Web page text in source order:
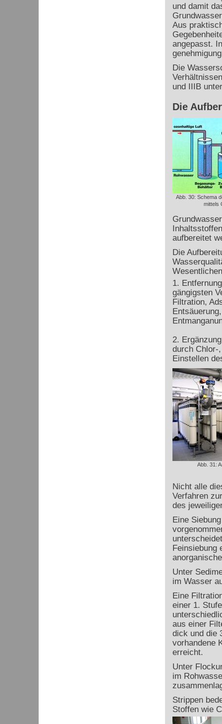
und damit
Aus
angepasst.
Die
und IIIB
Die
Abb. 30: Schema
mittels
aufbereitet
Die
1.
gängigsten
Filtration,
2.
durch Chlor-
Einstellen
Abb. 31:
Nicht alle
Verfahren
des
Eine
Feinsiebung
Unter
im Wasser
Eine
einer 1.
aus einer
dick und die
vorhandene
erreicht.
Unter
im
Strippen
Stoffen wie